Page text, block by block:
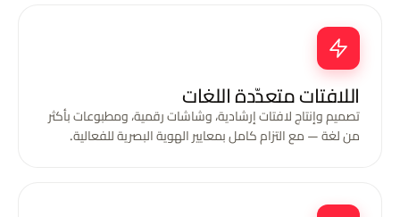
اللافتات متعدّدة اللغات
تصميم وإنتاج لافتات إرشادية، وشاشات رقمية، ومطبوعات بأكثر
من لغة — مع التزام كامل بمعايير الهوية البصرية للفعالية.